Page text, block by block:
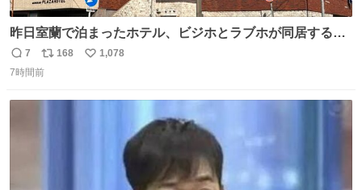
昨日室蘭で泊まったホテル、ビジホとラブホが同居する謎
形態だった。2階と3階の部屋数が異様に少ない。
返
信
7
リ
ポ
168
い
1,078
7時間前